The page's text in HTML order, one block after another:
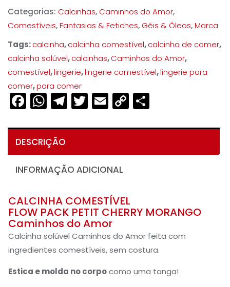
Categorias: Calcinhas, Caminhos do Amor,
Comestíveis,Fantasias & Fetiches, Géis & Óleos,Marca
Tags:calcinha,calcinha comestível,calcinha de comer,
calcinha solúvel,calcinhas,Caminhos do Amor,
comestível,lingerie,lingerie comestível,lingerie para
comer,para comer
Facebook
WhatsApp
Telegram
Twitter
Email
Copy
Link
DESCRIÇÃO
INFORMAÇÃO ADICIONAL
CALCINHA COMESTÍVEL
FLOW PACK PETIT CHERRY MORANGO
Caminhos do Amor
Calcinha solúvel Caminhos do Amor feita com
ingredientes comestíveis, sem costura.
Estica e molda no corpocomo uma tanga!